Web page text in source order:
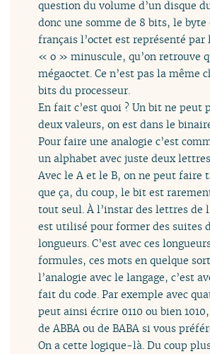
question du volume d’un disque
donc une somme de 8 bits, le byte
français l’octet est représenté par
« o » minuscule, qu’on retrouve
mégaoctet. Ce n’est pas la même
bits du processeur.
En fait c’est quoi ? Un bit ne peut
deux valeurs, on est dans le
Pour faire une analogie c’est
un alphabet avec juste deux
Avec le A et le B, on ne peut faire
que ça, du coup, le bit est
tout seul. À l’instar des lettres de
est utilisé pour former des suites
longueurs. C’est avec ces
formules, ces mots en quelque
l’analogie avec le langage, c’est
fait du code. Par exemple avec
peut ainsi écrire 0110 ou bien
de ABBA ou de BABA si vous
On a cette logique-là. Du coup